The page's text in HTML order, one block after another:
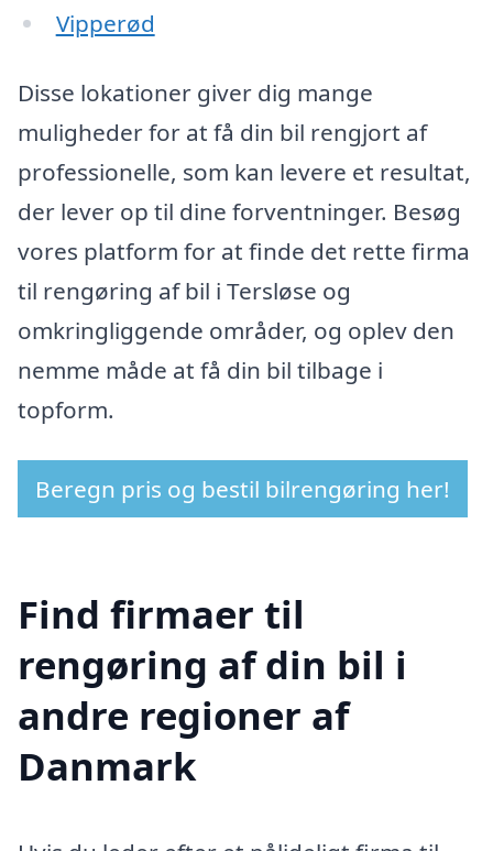
Vipperød
Disse lokationer giver dig mange
muligheder for at få din bil rengjort af
professionelle, som kan levere et resultat,
der lever op til dine forventninger. Besøg
vores platform for at finde det rette firma
til rengøring af bil i Tersløse og
omkringliggende områder, og oplev den
nemme måde at få din bil tilbage i
topform.
Beregn pris og bestil bilrengøring her!
Find firmaer til
rengøring af din bil i
andre regioner af
Danmark